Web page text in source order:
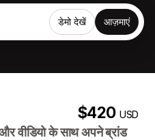
डेमो देखें आज़माएं
$420USD
वीडियो के साथ अपने ब्रांड